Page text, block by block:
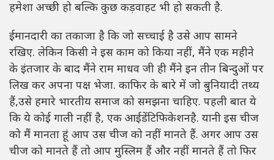
हमेशा अच्छी हो बल्कि कुछ कड़वाहट भी हो सकती है.
ईमानदारी का तकाजा है कि जो सच्चाई है उसे आप सामने
रखिए. लेकिन किसी ने इस काम को किया नहीं, मैंने एक महीने
के इंतजार के बाद मैंने राम माधव जी ही मैंने इन तीन बिन्दुओं पर
लिख कर अपना पक्ष भेजा. काफिर के बारे में जो बुनियादी तथ्य
हैं,उसे हमारे भारतीय समाज को समझना चाहिए. पहली बात ये
कि ये कोई गाली नहीं है, एक आईडेंटिफिकेशनहै. यानी इस चीज
को मैं मानता हूं आप उस चीज को नहीं मानते हैं. अगर आप उस
चीज को मानते हैं तो आप मुस्लिम हैं और नहीं मानते हैं तो फिर